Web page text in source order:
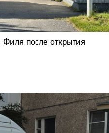
Филя после открытия